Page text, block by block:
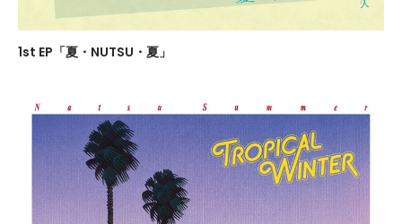
1st EP「夏・NUTSU・夏」